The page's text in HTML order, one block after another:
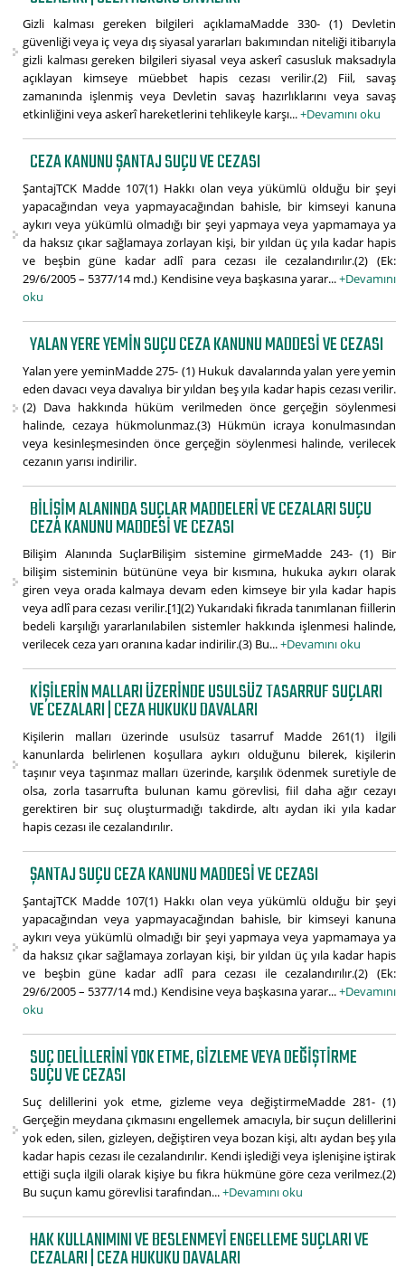
Gizli kalması gereken bilgileri açıklamaMadde 330- (1) Devletin
güvenliği veya iç veya dış siyasal yararları bakımından niteliği itibarıyla
gizli kalması gereken bilgileri siyasal veya askerî casusluk maksadıyla
açıklayan kimseye müebbet hapis cezası verilir.(2) Fiil, savaş
zamanında işlenmiş veya Devletin savaş hazırlıklarını veya savaş
etkinliğini veya askerî hareketlerini tehlikeyle karşı...+Devamını oku
CEZA KANUNU ŞANTAJ SUÇU VE CEZASI
ŞantajTCK Madde 107(1) Hakkı olan veya yükümlü olduğu bir şeyi
yapacağından veya yapmayacağından bahisle, bir kimseyi kanuna
aykırı veya yükümlü olmadığı bir şeyi yapmaya veya yapmamaya ya
da haksız çıkar sağlamaya zorlayan kişi, bir yıldan üç yıla kadar hapis
ve beşbin güne kadar adlî para cezası ile cezalandırılır.(2) (Ek:
29/6/2005 – 5377/14 md.) Kendisine veya başkasına yarar...+Devamını
oku
YALAN YERE YEMIN SUÇU CEZA KANUNU MADDESI VE CEZASI
Yalan yere yeminMadde 275- (1) Hukuk davalarında yalan yere yemin
eden davacı veya davalıya bir yıldan beş yıla kadar hapis cezası verilir.
(2) Dava hakkında hüküm verilmeden önce gerçeğin söylenmesi
halinde, cezaya hükmolunmaz.(3) Hükmün icraya konulmasından
veya kesinleşmesinden önce gerçeğin söylenmesi halinde, verilecek
cezanın yarısı indirilir.
BILIŞIM ALANINDA SUÇLAR MADDELERI VE CEZALARI SUÇU
CEZA KANUNU MADDESI VE CEZASI
Bilişim Alanında SuçlarBilişim sistemine girmeMadde 243- (1) Bir
bilişim sisteminin bütününe veya bir kısmına, hukuka aykırı olarak
giren veya orada kalmaya devam eden kimseye bir yıla kadar hapis
veya adlî para cezası verilir.[1](2) Yukarıdaki fıkrada tanımlanan fiillerin
bedeli karşılığı yararlanılabilen sistemler hakkında işlenmesi halinde,
verilecek ceza yarı oranına kadar indirilir.(3) Bu...+Devamını oku
KIŞILERIN MALLARI ÜZERINDE USULSÜZ TASARRUF SUÇLARI
VE CEZALARI | CEZA HUKUKU DAVALARI
Kişilerin malları üzerinde usulsüz tasarruf Madde 261(1) İlgili
kanunlarda belirlenen koşullara aykırı olduğunu bilerek, kişilerin
taşınır veya taşınmaz malları üzerinde, karşılık ödenmek suretiyle de
olsa, zorla tasarrufta bulunan kamu görevlisi, fiil daha ağır cezayı
gerektiren bir suç oluşturmadığı takdirde, altı aydan iki yıla kadar
hapis cezası ile cezalandırılır.
ŞANTAJ SUÇU CEZA KANUNU MADDESI VE CEZASI
ŞantajTCK Madde 107(1) Hakkı olan veya yükümlü olduğu bir şeyi
yapacağından veya yapmayacağından bahisle, bir kimseyi kanuna
aykırı veya yükümlü olmadığı bir şeyi yapmaya veya yapmamaya ya
da haksız çıkar sağlamaya zorlayan kişi, bir yıldan üç yıla kadar hapis
ve beşbin güne kadar adlî para cezası ile cezalandırılır.(2) (Ek:
29/6/2005 – 5377/14 md.) Kendisine veya başkasına yarar...+Devamını
oku
SUÇ DELILLERINI YOK ETME, GIZLEME VEYA DEĞIŞTIRME
SUÇU VE CEZASI
Suç delillerini yok etme, gizleme veya değiştirmeMadde 281- (1)
Gerçeğin meydana çıkmasını engellemek amacıyla, bir suçun delillerini
yok eden, silen, gizleyen, değiştiren veya bozan kişi, altı aydan beş yıla
kadar hapis cezası ile cezalandırılır. Kendi işlediği veya işlenişine iştirak
ettiği suçla ilgili olarak kişiye bu fıkra hükmüne göre ceza verilmez.(2)
Bu suçun kamu görevlisi tarafından...+Devamını oku
HAK KULLANIMINI VE BESLENMEYI ENGELLEME SUÇLARI VE
CEZALARI | CEZA HUKUKU DAVALARI